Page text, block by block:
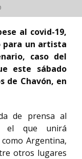
al covid-19,
para un artista
caso del
este sábado
de Chavón, en
de prensa al
el que unirá
Argentina,
otros lugares